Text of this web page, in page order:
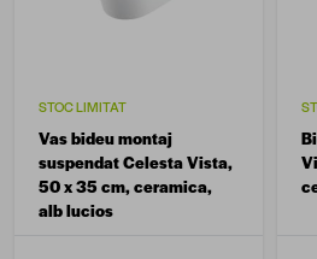
STOC LIMITAT
Vas bideu montaj
suspendat Celesta Vista,
50 x 35 cm, ceramica,
alb lucios